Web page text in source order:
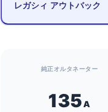
レガシィ アウトバック
純正オルタネーター
135A